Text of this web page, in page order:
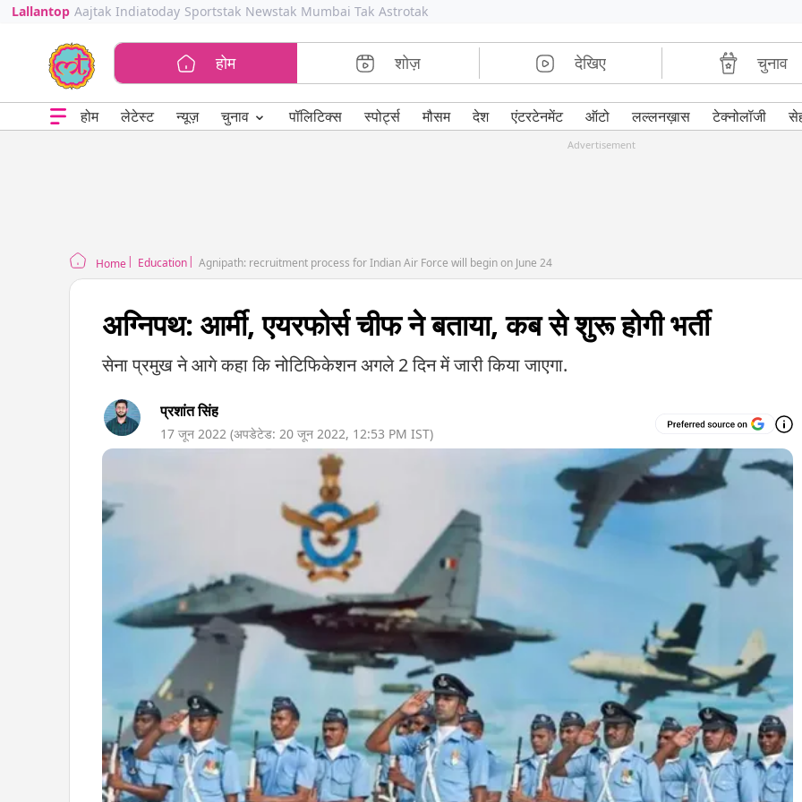
Lallantop Aajtak Indiatoday Sportstak Newstak Mumbai Tak Astrotak
होम शोज़ देखिए चुनाव
होम लेटेस्ट न्यूज़ चुनाव ⌄ पॉलिटिक्स स्पोर्ट्स मौसम देश एंटरटेनमेंट ऑटो लल्लनख़ास टेक्नोलॉजी
Advertisement
Home Education Agnipath: recruitment process for Indian Air Force will begin on June 24
अग्निपथ: आर्मी, एयरफोर्स चीफ ने बताया, कब से शुरू होगी भर्ती
सेना प्रमुख ने आगे कहा कि नोटिफिकेशन अगले 2 दिन में जारी किया जाएगा.
प्रशांत सिंह
17 जून 2022 (अपडेटेड: 20 जून 2022, 12:53 PM IST)